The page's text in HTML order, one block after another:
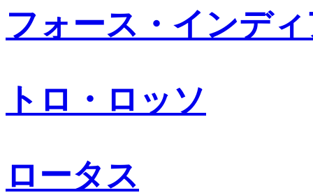
フォース・インデ
トロ・ロッソ
ロータス